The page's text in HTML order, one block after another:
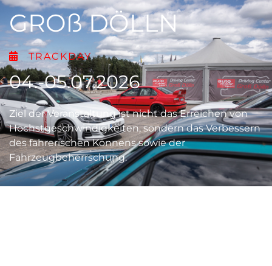
GROß DÖLLN
TRACKDAY
04.-05.07.2026
Ziel der Veranstaltung ist nicht das Erreichen von
Höchstgeschwindigkeiten, sondern das Verbessern
des fahrerischen Könnens sowie der
Fahrzeugbeherrschung.